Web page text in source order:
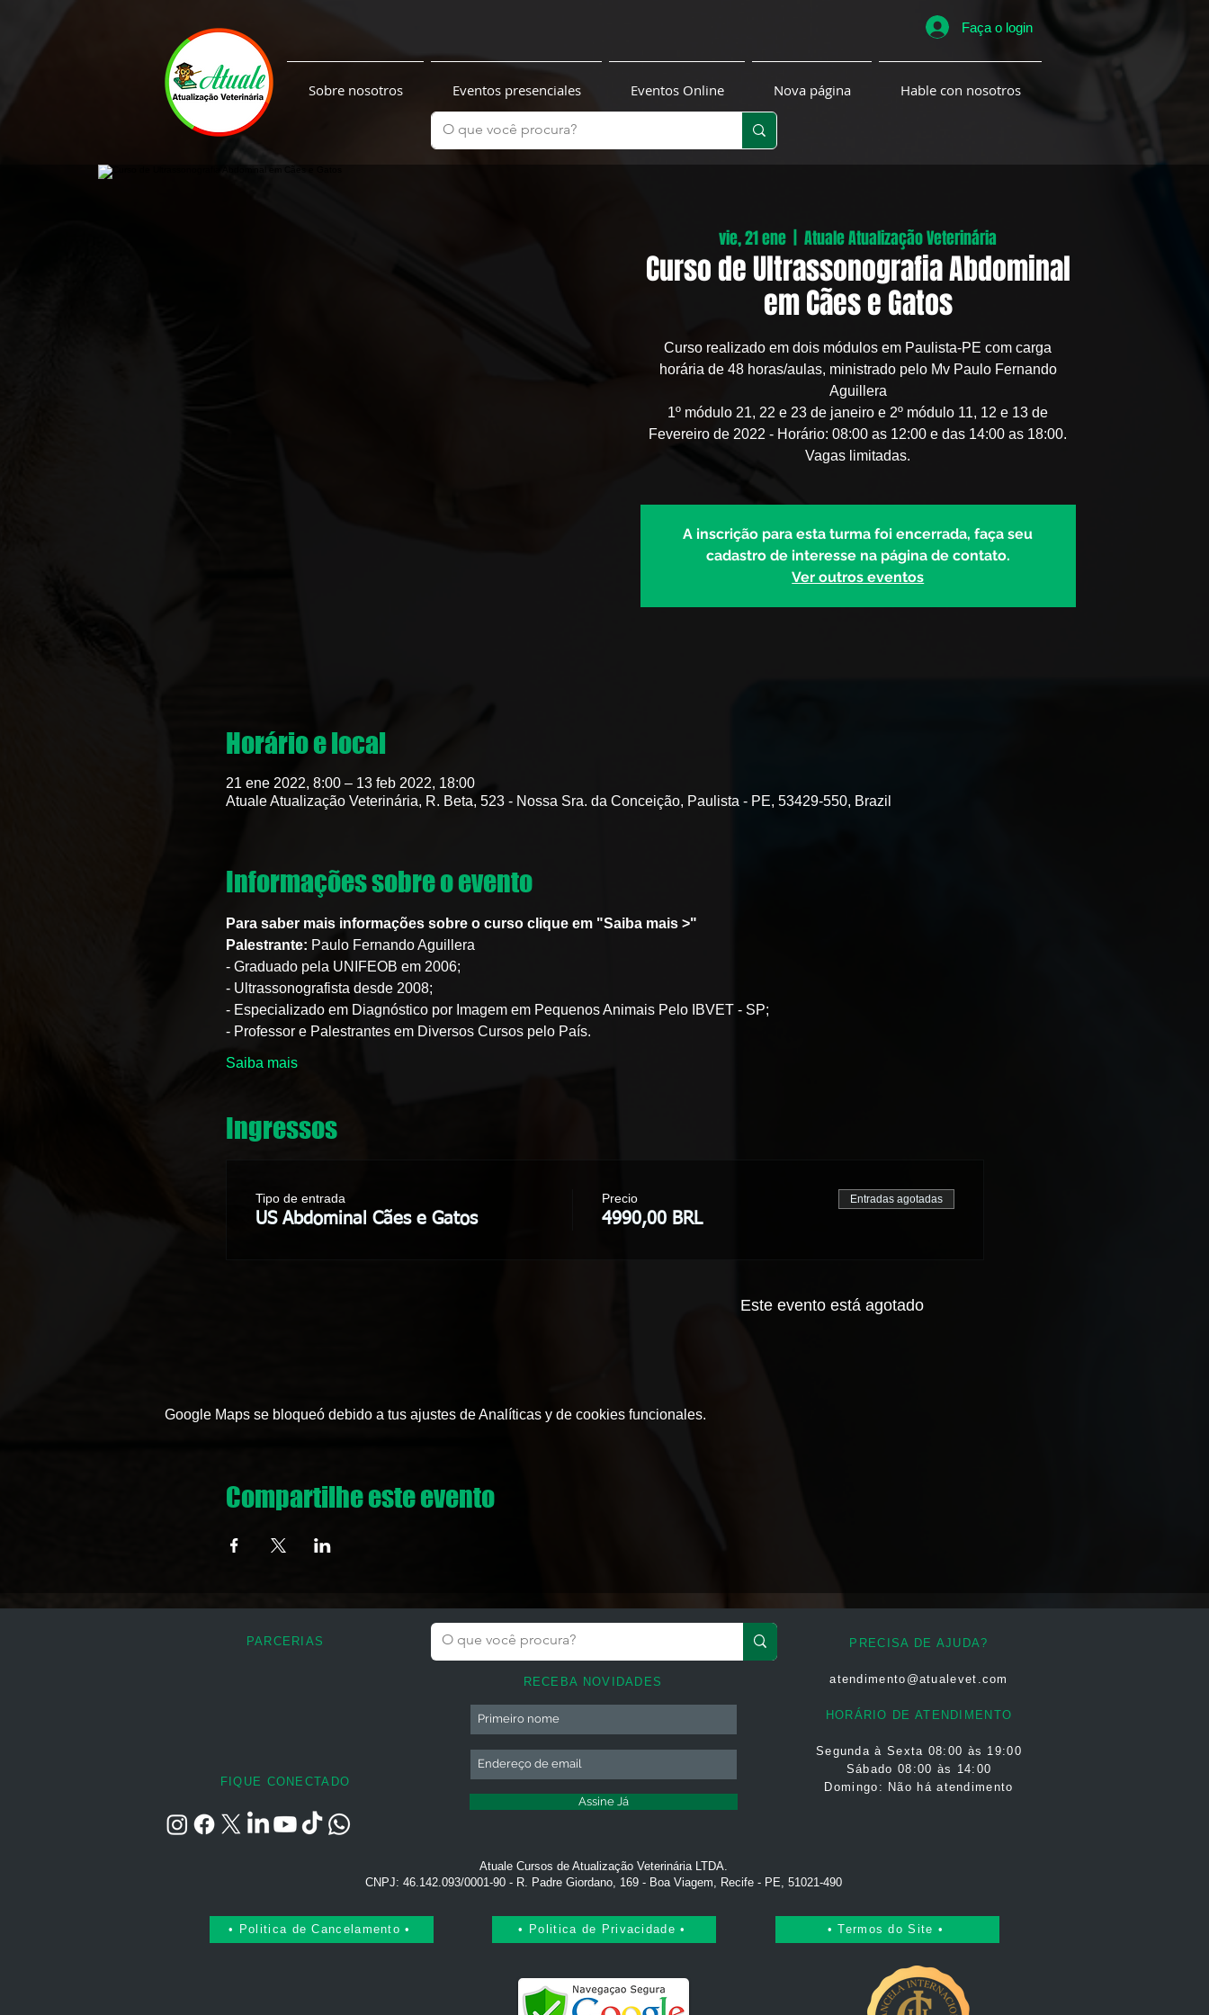
Faça o login
Sobre nosotros Eventos presenciales Eventos Online Nova página Hable con nosotros
vie, 21 ene
  |
Atuale Atualização Veterinária
Curso de Ultrassonografia Abdominal
em Cães e Gatos
Curso realizado em dois módulos em Paulista-PE com carga
horária de 48 horas/aulas, ministrado pelo Mv Paulo Fernando
Aguillera
1º módulo 21, 22 e 23 de janeiro e 2º módulo 11, 12 e 13 de
Fevereiro de 2022 - Horário: 08:00 as 12:00 e das 14:00 as 18:00.
Vagas limitadas.
A inscrição para esta turma foi encerrada, faça seu
cadastro de interesse na página de contato.
Ver outros eventos
Horário e local
21 ene 2022, 8:00 – 13 feb 2022, 18:00
Atuale Atualização Veterinária, R. Beta, 523 - Nossa Sra. da Conceição, Paulista - PE, 53429-550, Brazil
Informações sobre o evento
Para saber mais informações sobre o curso clique em "Saiba mais >"
Palestrante: Paulo Fernando Aguillera
- Graduado pela UNIFEOB em 2006;
- Ultrassonografista desde 2008;
- Especializado em Diagnóstico por Imagem em Pequenos Animais Pelo IBVET - SP;
- Professor e Palestrantes em Diversos Cursos pelo País.
Saiba mais
Ingressos
Tipo de entrada
US Abdominal Cães e Gatos
Precio
4990,00 BRL
Entradas agotadas
Este evento está agotado
Google Maps se bloqueó debido a tus ajustes de Analíticas y de cookies funcionales.
Compartilhe este evento
PARCERIAS
FIQUE CONECTADO
RECEBA NOVIDADES
Assine Já
PRECISA DE AJUDA?
atendimento@atualevet.com
HORÁRIO DE ATENDIMENTO
Segunda à Sexta 08:00 às 19:00
Sábado 08:00 às 14:00
Domingo: Não há atendimento
Atuale Cursos de Atualização Veterinária LTDA.
CNPJ: 46.142.093/0001-90 - R. Padre Giordano, 169 - Boa Viagem, Recife - PE, 51021-490
• Politica de Cancelamento • • Politica de Privacidade • • Termos do Site •